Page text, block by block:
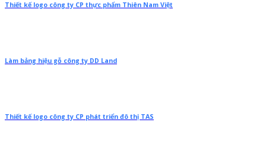
Thiết kế logo công ty CP thực phẩm Thiên Nam Việt
Làm bảng hiệu gỗ công ty DD Land
Thiết kế logo công ty CP phát triển đô thị TAS